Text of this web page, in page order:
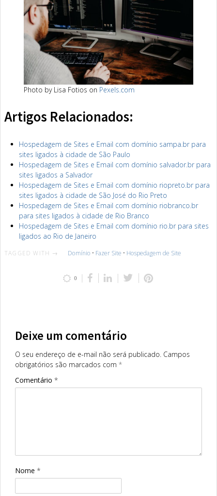
Photo by Lisa Fotios on Pexels.com
Artigos Relacionados:
Hospedagem de Sites e Email com domínio sampa.br para
sites ligados à cidade de São Paulo
Hospedagem de Sites e Email com domínio salvador.br para
sites ligados a Salvador
Hospedagem de Sites e Email com domínio riopreto.br para
sites ligados à cidade de São José do Rio Preto
Hospedagem de Sites e Email com domínio riobranco.br
para sites ligados à cidade de Rio Branco
Hospedagem de Sites e Email com domínio rio.br para sites
ligados ao Rio de Janeiro
TAGGED WITH → Domínio • Fazer Site • Hospedagem de Site
0
Deixe um comentário
O seu endereço de e-mail não será publicado. Campos
obrigatórios são marcados com *
Comentário *
Nome *